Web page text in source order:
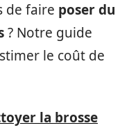
de faire poser du
? Notre guide
le coût de
la brosse